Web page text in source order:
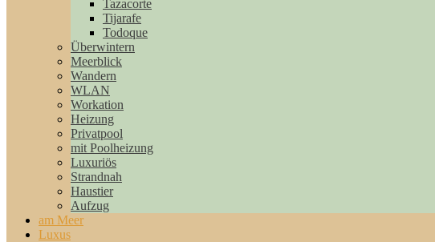
Tazacorte
Tijarafe
Todoque
Überwintern
Meerblick
Wandern
WLAN
Workation
Heizung
Privatpool
mit Poolheizung
Luxuriös
Strandnah
Haustier
Aufzug
am Meer
Luxus